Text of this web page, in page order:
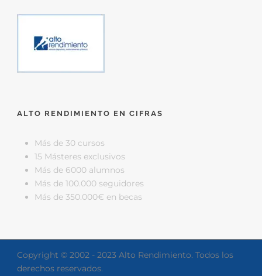
ALTO RENDIMIENTO EN CIFRAS
Más de 30 cursos
15 Másteres exclusivos
Más de 6000 alumnos
Más de 100.000 seguidores
Más de 350.000€ en becas
Copyright © 2002 - 2023 Alto Rendimiento. Todos los
derechos reservados.